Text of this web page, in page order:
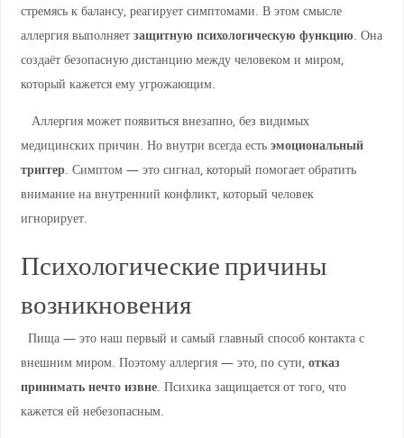
стремясь к балансу, реагирует симптомами. В этом смысле
аллергия выполняет защитную психологическую функцию. Она
создаёт безопасную дистанцию между человеком и миром,
который кажется ему угрожающим.
Аллергия может появиться внезапно, без видимых
медицинских причин. Но внутри всегда есть эмоциональный
триггер. Симптом — это сигнал, который помогает обратить
внимание на внутренний конфликт, который человек
игнорирует.
Психологические причины
возникновения
Пища — это наш первый и самый главный способ контакта с
внешним миром. Поэтому аллергия — это, по сути, отказ
принимать нечто извне. Психика защищается от того, что
кажется ей небезопасным.